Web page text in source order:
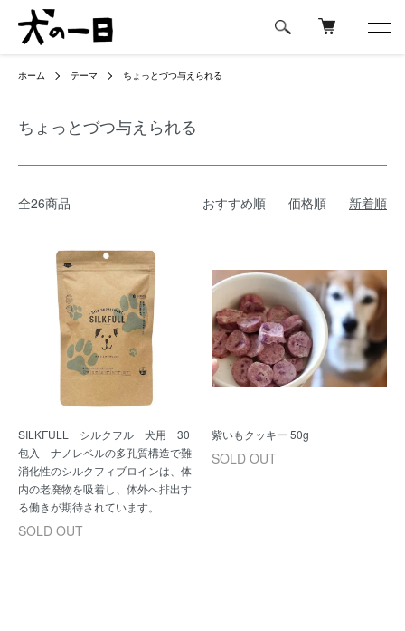
ホーム テーマ ちょっとづつ与えられる
ちょっとづつ与えられる
全26商品 おすすめ順 価格順 新着順
SILKFULL シルクフル 犬用 30
包入 ナノレベルの多孔質構造で難
消化性のシルクフィブロインは、体
内の老廃物を吸着し、体外へ排出す
る働きが期待されています。
SOLD OUT
紫いもクッキー 50g
SOLD OUT